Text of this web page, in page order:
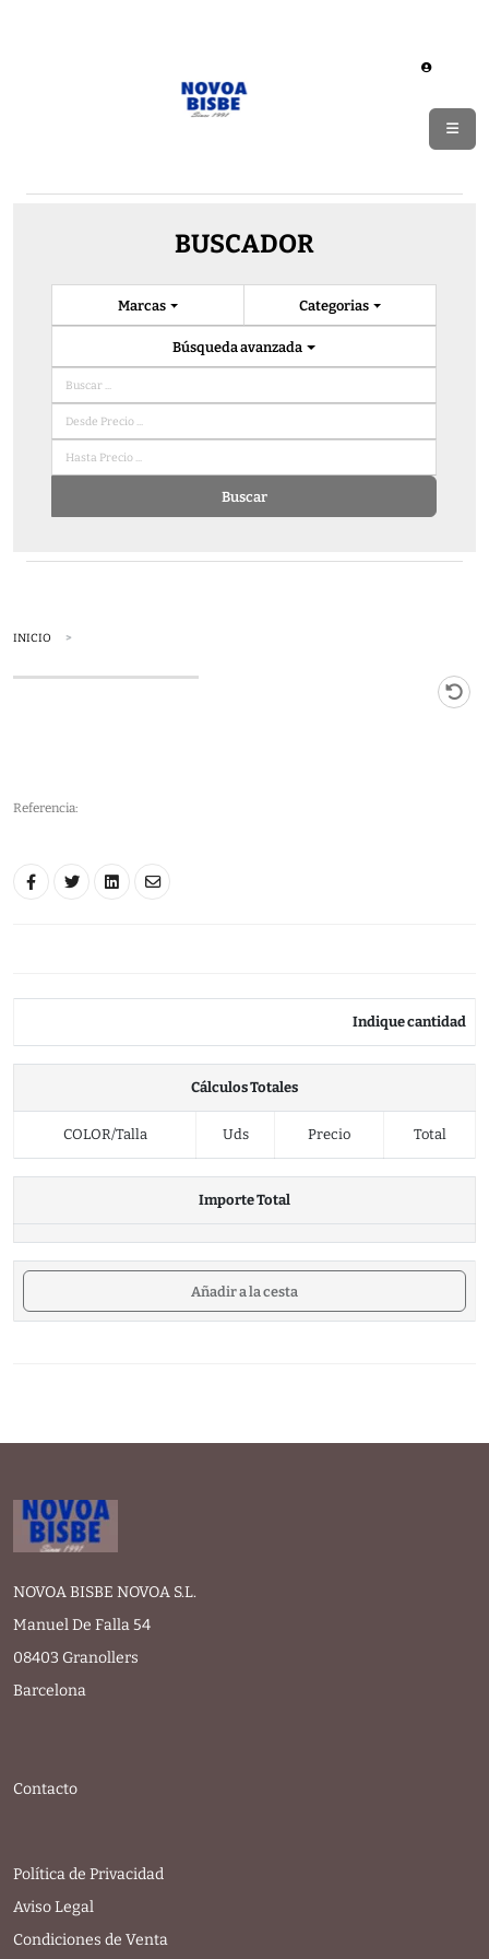
BUSCADOR
Categorias
Marcas
Búsqueda avanzada
Buscar
INICIO
Referencia:
Indique cantidad
Cálculos Totales
COLOR/Talla Uds Precio Total
Importe Total
Añadir a la cesta
NOVOA BISBE NOVOA S.L.
Manuel De Falla 54
08403 Granollers
Barcelona
Contacto
Política de Privacidad
Aviso Legal
Condiciones de Venta